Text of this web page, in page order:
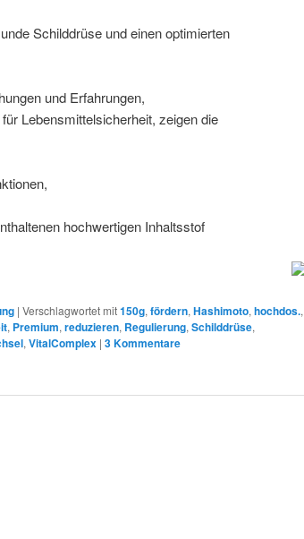
Schilddrüse und einen optimierten
und Erfahrungen,
Lebensmittelsicherheit, zeigen die
hochwertigen Inhaltsstof
| Verschlagwortet mit150g, fördern, Hashimoto, hochdos.,
, Premium, reduzieren, Regulierung, Schilddrüse,
, VitalComplex | 3Kommentare